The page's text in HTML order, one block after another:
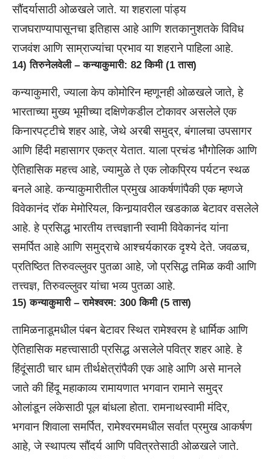
सौंदर्यासाठी ओळखले जाते. या शहराला पांड्य
राजघराण्यापासूनचा इतिहास आहे आणि शतकानुशतके विविध
राजवंश आणि साम्राज्यांचा प्रभाव या शहराने पाहिला आहे.
14) तिरुनेलवेली – कन्याकुमारी: 82 किमी (1 तास)
कन्याकुमारी, ज्याला केप कोमोरिन म्हणूनही ओळखले जाते, हे
भारताच्या मुख्य भूमीच्या दक्षिणेकडील टोकावर असलेले एक
किनारपट्टीचे शहर आहे, जेथे अरबी समुद्र, बंगालचा उपसागर
आणि हिंदी महासागर एकत्र येतात. याला प्रचंड भौगोलिक आणि
ऐतिहासिक महत्त्व आहे, ज्यामुळे ते एक लोकप्रिय पर्यटन स्थळ
बनले आहे. कन्याकुमारीतील प्रमुख आकर्षणांपैकी एक म्हणजे
विवेकानंद रॉक मेमोरियल, किनार्‍यावरील खडकाळ बेटावर वसलेले
आहे. हे प्रसिद्ध भारतीय तत्त्वज्ञानी स्वामी विवेकानंद यांना
समर्पित आहे आणि समुद्राचे आश्चर्यकारक दृश्ये देते. जवळच,
प्रतिष्ठित तिरुवल्लुवर पुतळा आहे, जो प्रसिद्ध तमिळ कवी आणि
तत्त्वज्ञ, तिरुवल्लुवर यांचा भव्य पुतळा आहे.
15) कन्याकुमारी – रामेश्वरम: 300 किमी (5 तास)
तामिळनाडूमधील पंबन बेटावर स्थित रामेश्वरम हे धार्मिक आणि
ऐतिहासिक महत्त्वासाठी प्रसिद्ध असलेले पवित्र शहर आहे. हे
हिंदूंसाठी चार धाम तीर्थक्षेत्रांपैकी एक आहे आणि असे मानले
जाते की हिंदू महाकाव्य रामायणात भगवान रामाने समुद्र
ओलांडून लंकेसाठी पूल बांधला होता. रामनाथस्वामी मंदिर,
भगवान शिवाला समर्पित, रामेश्वरममधील सर्वात प्रमुख आकर्षण
आहे, जे स्थापत्य सौंदर्य आणि पवित्रतेसाठी ओळखले जाते.